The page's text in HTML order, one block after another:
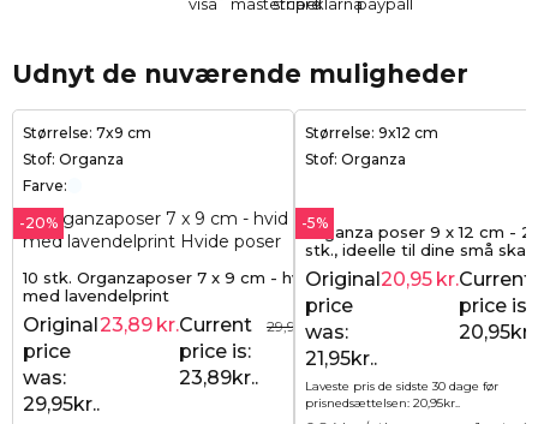
Udnyt de nuværende muligheder
Størrelse: 7x9 cm
Stof: Organza
Farve:
-20%
10 stk. Organzaposer 7 x 9 cm - hvid
med lavendelprint
29,95 kr.
Original
price
was:
29,95kr..
23,89 kr.Current
price is:
23,89kr..
Størrelse: 9x12 cm
Stof: Organza
-5%
Organza poser 9 x 12 cm -
stk., ideelle til dine små
småting
Original
price
was:
21,95kr..
20,95 kr.Current
price is:
20,95kr..
Laveste pris de sidste 30 dage før
prisnedsættelsen: 20,95kr..